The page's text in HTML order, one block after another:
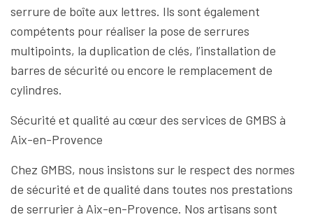
serrure de boîte aux lettres. Ils sont également
compétents pour réaliser la pose de serrures
multipoints, la duplication de clés, l’installation de
barres de sécurité ou encore le remplacement de
cylindres.
Sécurité et qualité au cœur des services de GMBS à
Aix-en-Provence
Chez GMBS, nous insistons sur le respect des normes
de sécurité et de qualité dans toutes nos prestations
de serrurier à Aix-en-Provence. Nos artisans sont